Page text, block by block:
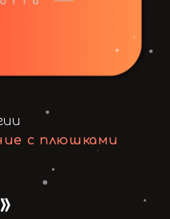
с плюшками